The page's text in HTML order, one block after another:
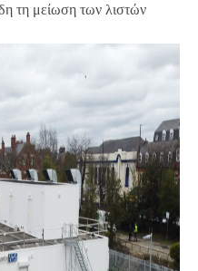
τη μείωση των λιστών